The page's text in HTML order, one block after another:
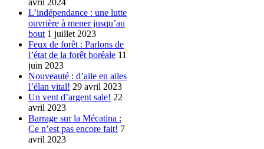
L’indépendance : une lutte
ouvrière à mener jusqu’au
bout 1 juillet 2023
Feux de forêt : Parlons de
l’état de la forêt boréale 11
juin 2023
Nouveauté : d’aile en ailes
l’élan vital! 29 avril 2023
Un vent d’argent sale! 22
avril 2023
Barrage sur la Mécatina :
Ce n’est pas encore fait! 7
avril 2023